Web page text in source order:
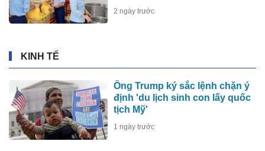
2 ngày trước
KINH TẾ
Ông Trump ký sắc lệnh chặn ý
định 'du lịch sinh con lấy quốc
tịch Mỹ'
1 ngày trước